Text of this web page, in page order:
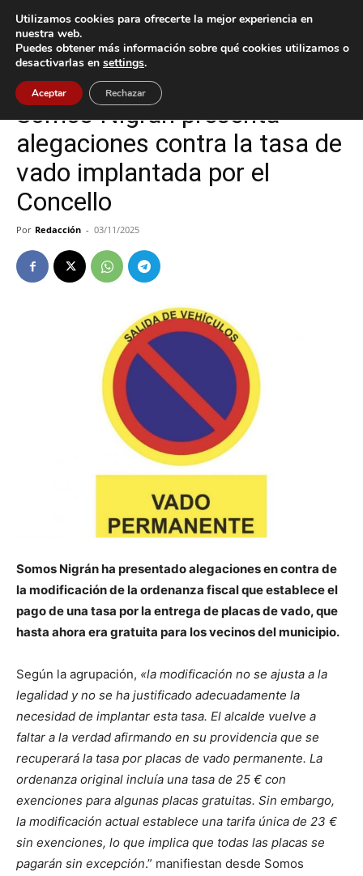
Inicio Nigrán
Nigrán Política
Somos Nigrán presenta
alegaciones contra la tasa de
vado implantada por el
Concello
Por Redacción - 03/11/2025
Somos Nigrán ha presentado alegaciones en contra de
la modificación de la ordenanza fiscal que establece el
pago de una tasa por la entrega de placas de vado, que
hasta ahora era gratuita para los vecinos del municipio.
Según la agrupación, «la modificación no se ajusta a la
legalidad y no se ha justificado adecuadamente la
necesidad de implantar esta tasa. El alcalde vuelve a
faltar a la verdad afirmando en su providencia que se
recuperará la tasa por placas de vado permanente. La
ordenanza original incluía una tasa de 25 € con
exenciones para algunas placas gratuitas. Sin embargo,
la modificación actual establece una tarifa única de 23 €
sin exenciones, lo que implica que todas las placas se
pagarán sin excepción.” manifiestan desde Somos
Utilizamos cookies para ofrecerte la mejor experiencia en
nuestra web.
Puedes obtener más información sobre qué cookies utilizamos o
desactivarlas en settings.
Aceptar Rechazar